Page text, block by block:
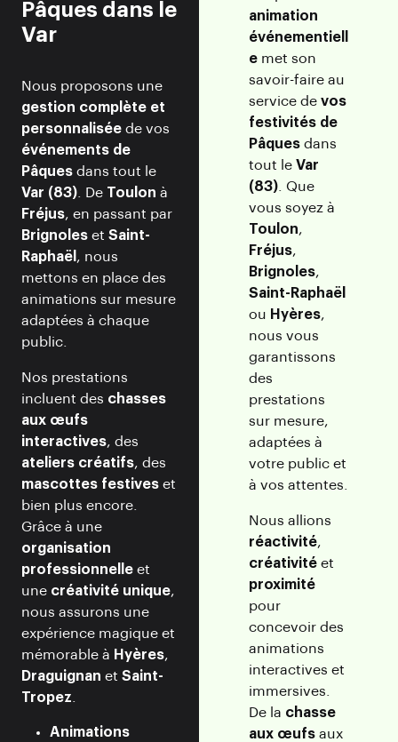
Pâques dans le
Var
Nous proposons une
gestion complète et
personnalisée de vos
événements de
Pâques dans tout le
Var (83). De Toulon à
Fréjus, en passant par
Brignoles et Saint-
Raphaël , nous
mettons en place des
animations sur mesure
adaptées à chaque
public.
Nos prestations
incluent des chasses
aux œufs
interactives, des
ateliers créatifs, des
mascottes festives et
bien plus encore.
Grâce à une
organisation
professionnelle et
une créativité unique,
nous assurons une
expérience magique et
mémorable à Hyères,
Draguignan et Saint-
Tropez.
Animations
animation
événementiell
e met son
savoir-faire au
service de vos
festivités de
Pâques dans
tout le Var
(83) . Que
vous soyez à
Toulon,
Fréjus,
Brignoles,
Saint-Raphaël
ou Hyères,
nous vous
garantissons
des
prestations
sur mesure,
adaptées à
votre public et
à vos attentes.
Nous allions
réactivité,
créativité et
proximité
pour
concevoir des
animations
interactives et
immersives.
De la chasse
aux œufs aux